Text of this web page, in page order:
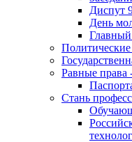
Диспут
День
Равные права
Стань